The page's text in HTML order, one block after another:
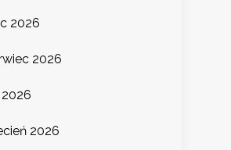
2026
2026
2026